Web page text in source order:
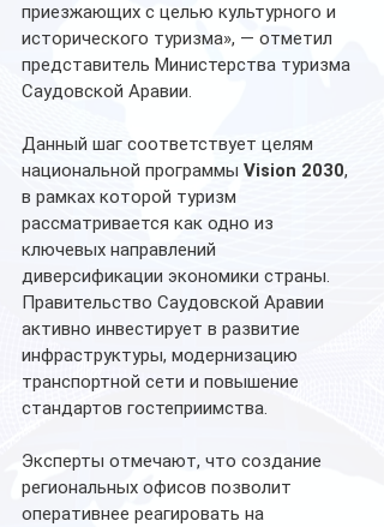
приезжающих с целью культурного и
исторического туризма», — отметил
представитель Министерства туризма
Саудовской Аравии.
Данный шаг соответствует целям
национальной программы Vision 2030,
в рамках которой туризм
рассматривается как одно из
ключевых направлений
диверсификации экономики страны.
Правительство Саудовской Аравии
активно инвестирует в развитие
инфраструктуры, модернизацию
транспортной сети и повышение
стандартов гостеприимства.
Эксперты отмечают, что создание
региональных офисов позволит
оперативнее реагировать на